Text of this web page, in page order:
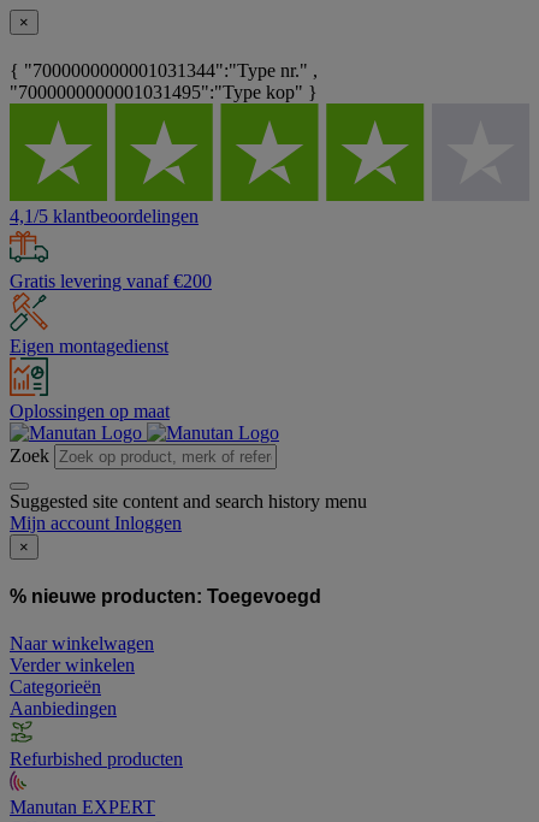
×
{ "7000000000001031344":"Type nr." ,
"7000000000001031495":"Type kop" }
4,1/5 klantbeoordelingen
Gratis levering vanaf €200
Eigen montagedienst
Oplossingen op maat
Zoek
Suggested site content and search history menu
Mijn account Inloggen
×
% nieuwe producten: Toegevoegd
Naar winkelwagen
Verder winkelen
Categorieën
Aanbiedingen
Refurbished producten
Manutan EXPERT